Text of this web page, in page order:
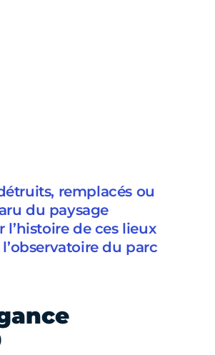
remplacés ou
du paysage
de ces lieux
du parc